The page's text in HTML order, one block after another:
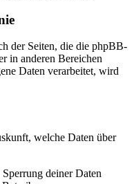
der Seiten, die die phpBB-
in anderen Bereichen
Daten verarbeitet, wird
welche Daten über
deiner Daten